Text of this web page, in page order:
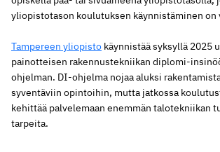
yliopistotason koulutuksen käynnistäminen on
Tampereen yliopisto käynnistää syksyllä 2025
painotteisen rakennustekniikan diplomi-
ohjelman. DI-ohjelma nojaa aluksi
syventäviin opintoihin, mutta jatkossa
kehittää palvelemaan enemmän talotekniikan
tarpeita.